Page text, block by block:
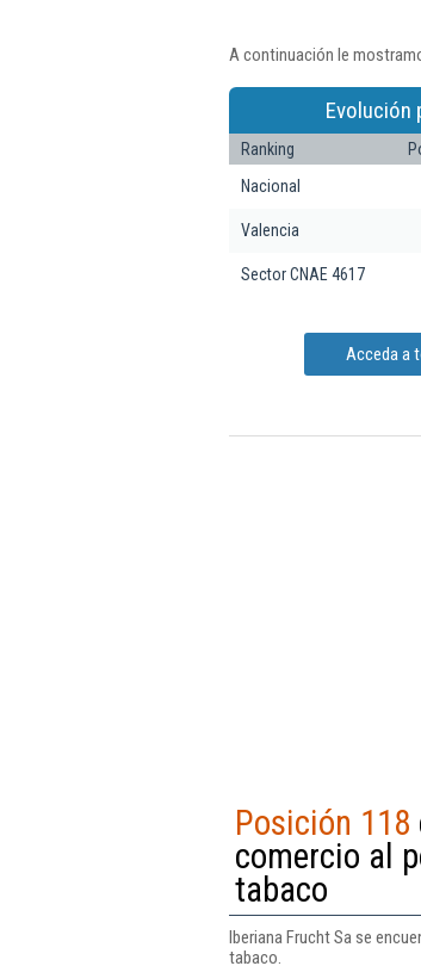
A continuación le
Evolución
Ranking
Nacional
Valencia
Sector CNAE 4617
Acceda a
Posición 118
comercio al
tabaco
Iberiana Frucht Sa se
tabaco.